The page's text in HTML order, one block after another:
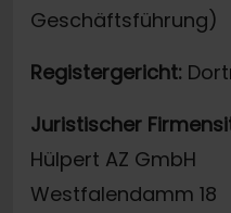
Geschäftsführung)
Registergericht:
Juristischer
Hülpert AZ GmbH
Westfalendamm 18